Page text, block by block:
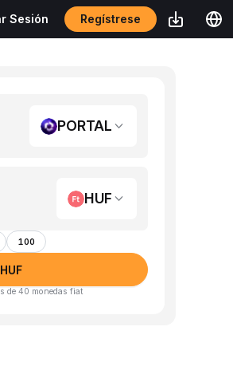
Sesión Regístrese
PORTAL
HUF
100
de 40 monedas fiat